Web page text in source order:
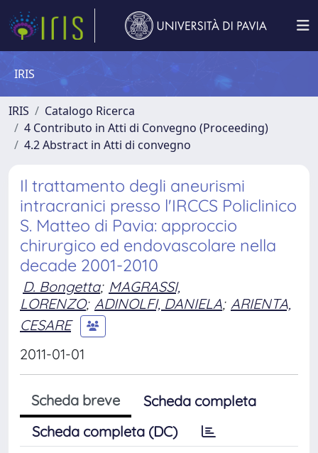
IRIS
IRIS
Catalogo Ricerca
4 Contributo in Atti di Convegno (Proceeding)
4.2 Abstract in Atti di convegno
Il trattamento degli aneurismi
intracranici presso l'IRCCS Policlinico
S. Matteo di Pavia: approccio
chirurgico ed endovascolare nella
decade 2001-2010
D. Bongetta; MAGRASSI,
LORENZO; ADINOLFI, DANIELA; ARIENTA,
CESARE
2011-01-01
Scheda breve
Scheda completa
Scheda completa (DC)